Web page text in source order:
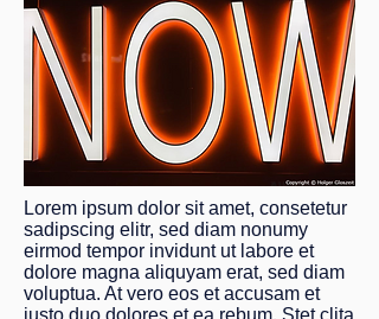
Lorem ipsum dolor sit amet, consetetur
sadipscing elitr, sed diam nonumy
eirmod tempor invidunt ut labore et
dolore magna aliquyam erat, sed diam
voluptua. At vero eos et accusam et
justo duo dolores et ea rebum. Stet clita